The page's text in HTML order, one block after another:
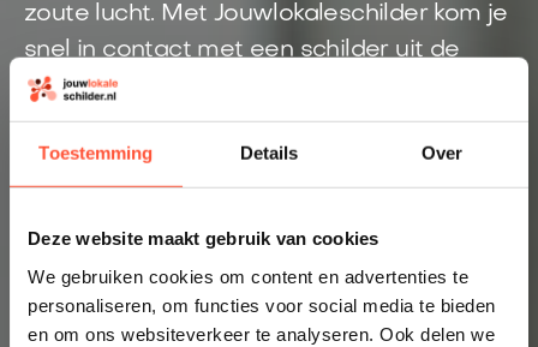
Toestemming Details Over
Deze website maakt gebruik van cookies
We gebruiken cookies om content en advertenties te
personaliseren, om functies voor social media te bieden
en om ons websiteverkeer te analyseren. Ook delen we
zoute lucht. Met Jouwlokaleschilder kom je
snel in contact met een schilder uit de
regio Den Haag. Geen gedoe, geen
onduidelijkheid, maar een vakman die jouw
klus goed kan beoordelen.
Altijd een schilder bij jou in de buurt
Prijsindicatie starten